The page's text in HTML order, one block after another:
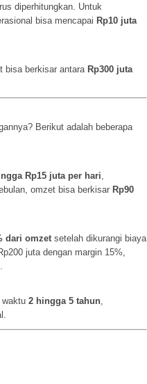
diperhitungkan. Untuk
bisa mencapai Rp10 juta
bisa berkisar antara Rp300 juta
Berikut adalah beberapa
Rp15 juta per hari,
omzet bisa berkisar Rp90
dari omzetsetelah dikurangi biaya
juta dengan margin 15%,
.
waktu 2 hingga 5 tahun,